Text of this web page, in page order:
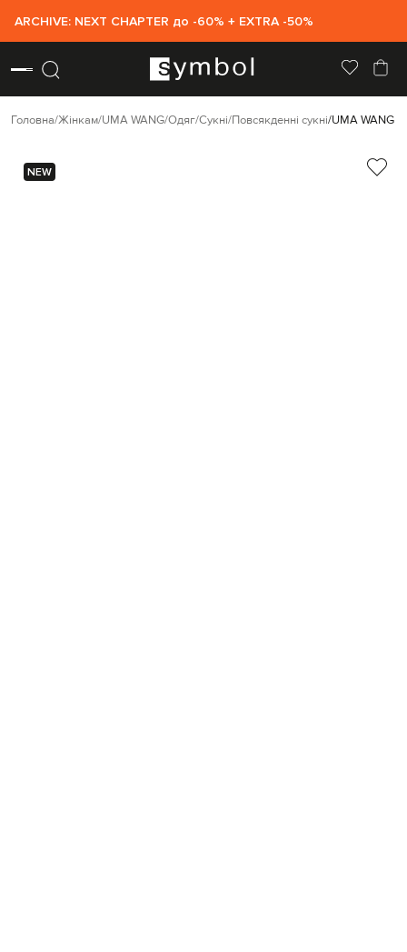
ARCHIVE: NEXT CHAPTER до -60% + EXTRA -50%
Головна Жінкам UMA WANG Одяг Сукні Повсякденні сукні UMA WANG
NEW